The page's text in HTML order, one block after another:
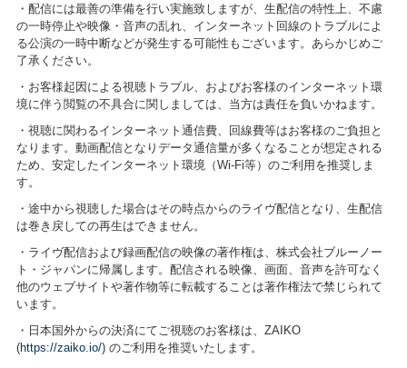
・配信には最善の準備を行い実施致しますが、生配信の特性上、不慮
の一時停止や映像・音声の乱れ、インターネット回線のトラブルによ
る公演の一時中断などが発生する可能性もございます。あらかじめご
了承ください。
・お客様起因による視聴トラブル、およびお客様のインターネット環
境に伴う閲覧の不具合に関しましては、当方は責任を負いかねます。
・視聴に関わるインターネット通信費、回線費等はお客様のご負担と
なります。動画配信となりデータ通信量が多くなることが想定される
ため、安定したインターネット環境（Wi-Fi等）のご利用を推奨しま
す。
・途中から視聴した場合はその時点からのライヴ配信となり、生配信
は巻き戻しての再生はできません。
・ライヴ配信および録画配信の映像の著作権は、株式会社ブルーノー
ト・ジャパンに帰属します。配信される映像、画面、音声を許可なく
他のウェブサイトや著作物等に転載することは著作権法で禁じられて
います。
・日本国外からの決済にてご視聴のお客様は、ZAIKO
(https://zaiko.io/) のご利用を推奨いたします。